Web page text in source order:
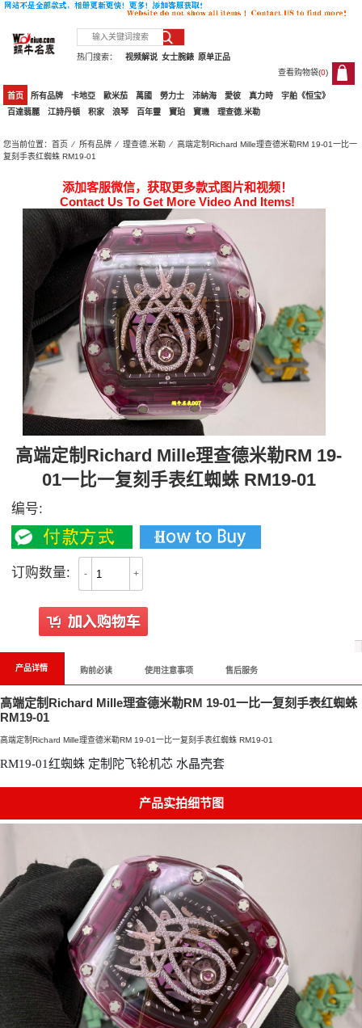
热门搜索： 原单正品
女士腕錶
视频解说
查看购物袋(0)
0
首页 所有品牌 卡地亞 歐米茄 萬國 勞力士 沛納海 愛彼 真力時
宇舶《恒宝》
百達翡麗
江詩丹頓 积家 浪琴 百年靈 寶珀 寶璣 理查德.米勒
您当前位置：首页 ⁄所有品牌 ⁄理查德.米勒 ⁄ 高端定制Richard Mille理查德米勒RM 19-01一比一
复刻手表红蜘蛛 RM19-01
添加客服微信，获取更多款式图片和视频！
Contact Us To Get More Video And Items!
高端定制Richard Mille理查德米勒RM 19-
01一比一复刻手表红蜘蛛 RM19-01
编号:
订购数量: - +
产品详情 购前必读 使用注意事项 售后服务
高端定制Richard Mille理查德米勒RM 19-01一比一复刻手表红蜘蛛
RM19-01
高端定制Richard Mille理查德米勒RM 19-01一比一复刻手表红蜘蛛 RM19-01
RM19-01红蜘蛛 定制陀飞轮机芯 水晶壳套
产品实拍细节图